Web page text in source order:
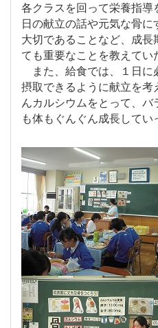
各クラスを回って栄養指導
日の献立の話や元気な骨
大切であることなど、成長
ても重要なことを教えてい
また、給食では、１日に
摂取できるように献立を考
んカルシウムをとって、
も体もぐんぐん成長してい